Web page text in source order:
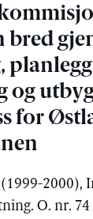
bred
og
for
2000),
O. nr.